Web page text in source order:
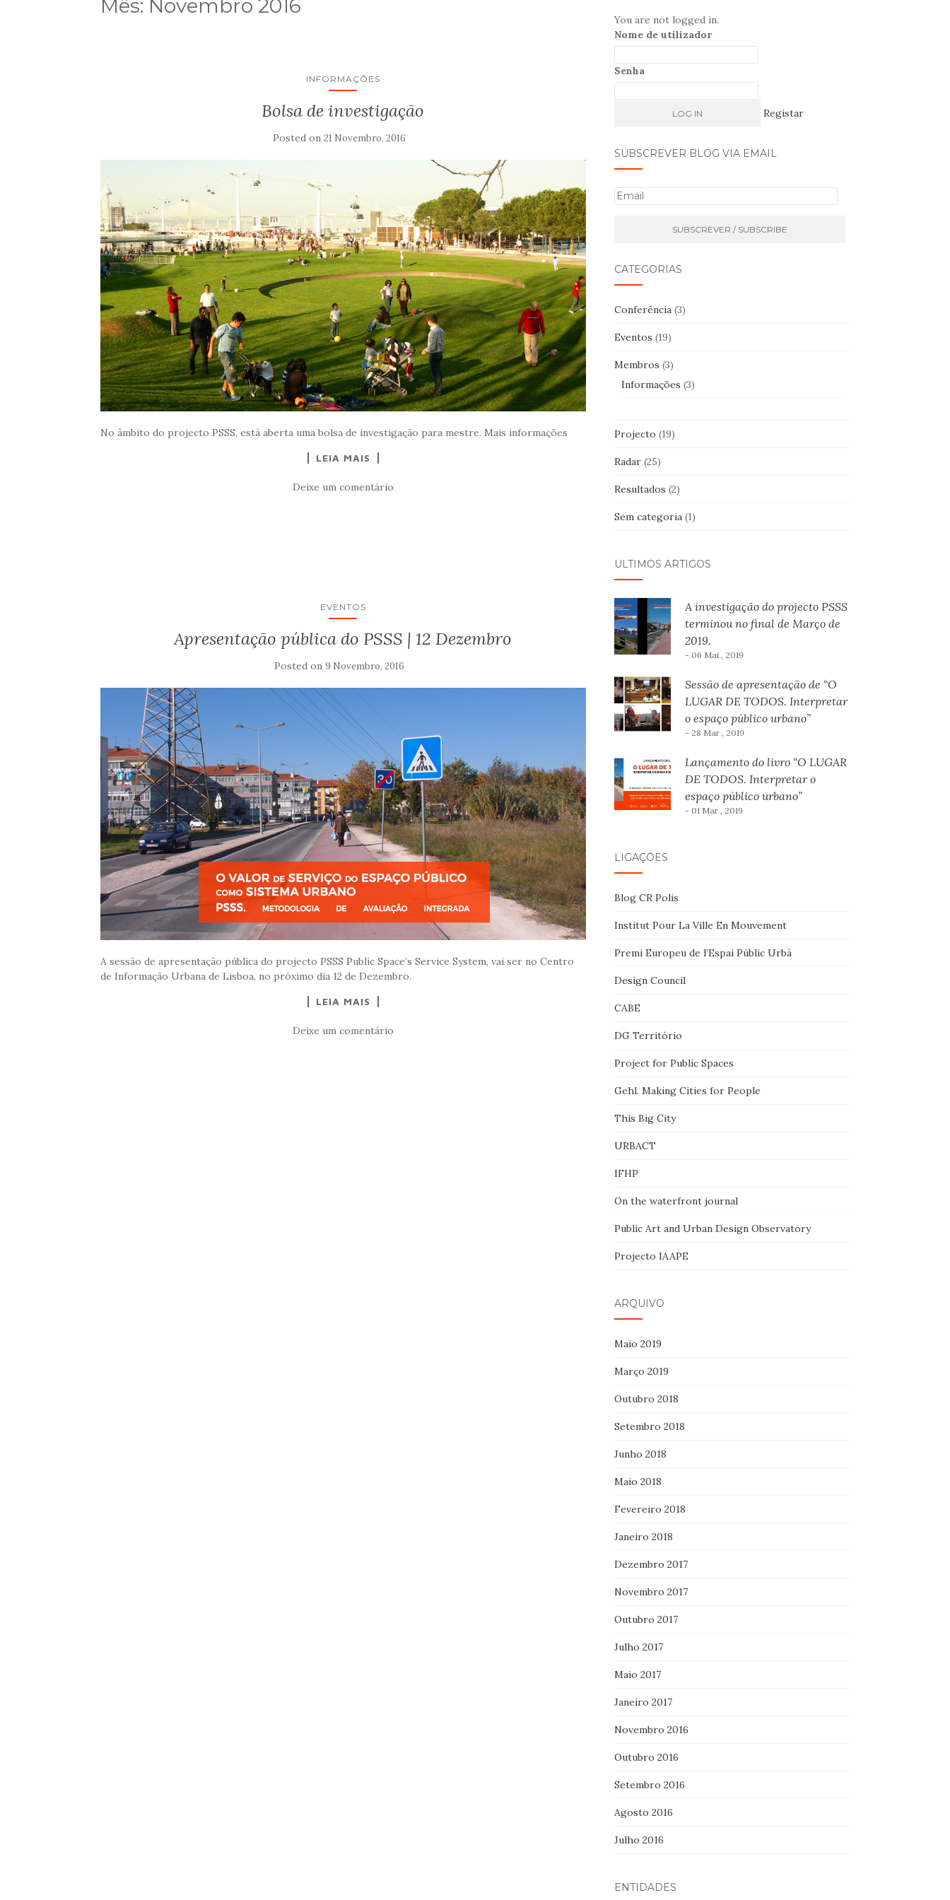
Mês: Novembro 2016
INFORMAÇÕES
Bolsa de investigação
Posted on21 Novembro, 2016
No âmbito do projecto PSSS, está aberta uma bolsa de investigação para mestre. Mais informações
LEIA MAIS
Deixe um comentário
EVENTOS
Apresentação pública do PSSS | 12 Dezembro
Posted on9 Novembro, 2016
A sessão de apresentação pública do projecto PSSS Public Space’s Service System, vai ser no Centro
de Informação Urbana de Lisboa, no próximo dia 12 de Dezembro.
LEIA MAIS
Deixe um comentário
You are not logged in.
Nome de utilizador
Senha
Registar
SUBSCREVER BLOG VIA EMAIL
E
CATEGORIAS
Conferência(3)
Eventos (19)
Membros (3)
Informações (3)
Projecto (19)
Radar(25)
Resultados (2)
Sem categoria(1)
ÚLTIMOS ARTIGOS
A investigação do projecto PSSS
terminou no final de Março de
2019.
- 06 Mai , 2019
Sessão de apresentação de “O
LUGAR DE TODOS. Interpretar
o espaço público urbano”
- 28 Mar , 2019
Lançamento do livro “O LUGAR
DE TODOS. Interpretar o
espaço público urbano”
- 01 Mar , 2019
LIGAÇÕES
Blog CR Polis
Institut Pour La Ville En Mouvement
Premi Europeu de l’Espai Públic Urbà
Design Council
CABE
DG Território
Project for Public Spaces
Gehl. Making Cities for People
This Big City
URBACT
IFHP
On the waterfront journal
Public Art and Urban Design Observatory
Projecto IAAPE
ARQUIVO
Maio 2019
Março 2019
Outubro 2018
Setembro 2018
Junho 2018
Maio 2018
Fevereiro 2018
Janeiro 2018
Dezembro 2017
Novembro 2017
Outubro 2017
Julho 2017
Maio 2017
Janeiro 2017
Novembro 2016
Outubro 2016
Setembro 2016
Agosto 2016
Julho 2016
ENTIDADES